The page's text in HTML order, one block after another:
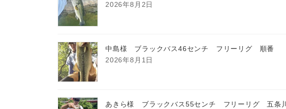
2026年8月2日
中島様 ブラックバス46センチ フリーリグ 順番
2026年8月1日
あきら様 ブラックバス55センチ フリーリグ 五条川